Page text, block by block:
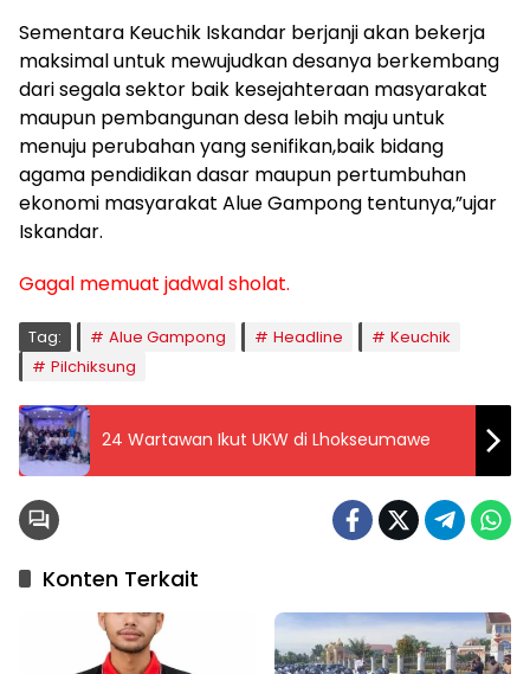
Sementara Keuchik Iskandar berjanji akan bekerja
maksimal untuk mewujudkan desanya berkembang
dari segala sektor baik kesejahteraan masyarakat
maupun pembangunan desa lebih maju untuk
menuju perubahan yang senifikan,baik bidang
agama pendidikan dasar maupun pertumbuhan
ekonomi masyarakat Alue Gampong tentunya,”ujar
Iskandar.
Gagal memuat jadwal sholat.
Tag: Alue Gampong Headline
Keuchik
Pilchiksung
24 Wartawan Ikut UKW di Lhokseumawe
Konten Terkait